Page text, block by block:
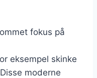
fokus på
eksempel skinke
moderne